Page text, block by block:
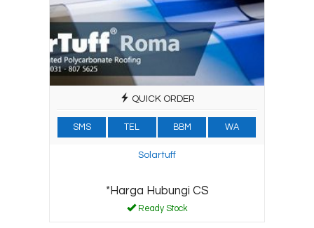
QUICK ORDER
SMS TEL BBM WA
Solartuff
*Harga Hubungi CS
Ready Stock